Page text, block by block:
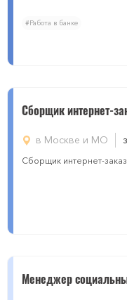
#Работа в банке
Сборщик интернет-
в Москве и МО
Сборщик интернет-
Менеджер